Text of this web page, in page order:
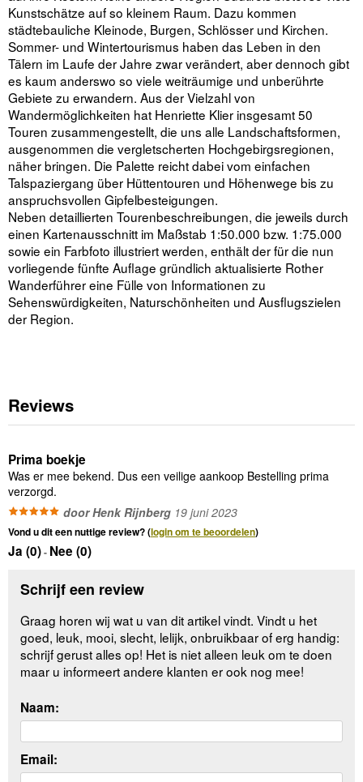
Kunstschätze auf so kleinem Raum. Dazu kommen
städtebauliche Kleinode, Burgen, Schlösser und Kirchen.
Sommer- und Wintertourismus haben das Leben in den
Tälern im Laufe der Jahre zwar verändert, aber dennoch gibt
es kaum anderswo so viele weiträumige und unberührte
Gebiete zu erwandern. Aus der Vielzahl von
Wandermöglichkeiten hat Henriette Klier insgesamt 50
Touren zusammengestellt, die uns alle Landschaftsformen,
ausgenommen die vergletscherten Hochgebirgsregionen,
näher bringen. Die Palette reicht dabei vom einfachen
Talspaziergang über Hüttentouren und Höhenwege bis zu
anspruchsvollen Gipfelbesteigungen.
Neben detaillierten Tourenbeschreibungen, die jeweils durch
einen Kartenausschnitt im Maßstab 1:50.000 bzw. 1:75.000
sowie ein Farbfoto illustriert werden, enthält der für die nun
vorliegende fünfte Auflage gründlich aktualisierte Rother
Wanderführer eine Fülle von Informationen zu
Sehenswürdigkeiten, Naturschönheiten und Ausflugszielen
der Region.
Reviews
Prima boekje
Was er mee bekend. Dus een veilige aankoop Bestelling prima
verzorgd.
door Henk Rijnberg 19 juni 2023
Vond u dit een nuttige review? (login om te beoordelen)
Ja (0)- Nee (0)
Schrijf een review
Graag horen wij wat u van dit artikel vindt. Vindt u het
goed, leuk, mooi, slecht, lelijk, onbruikbaar of erg handig:
schrijf gerust alles op! Het is niet alleen leuk om te doen
maar u informeert andere klanten er ook nog mee!
Naam:
Email: